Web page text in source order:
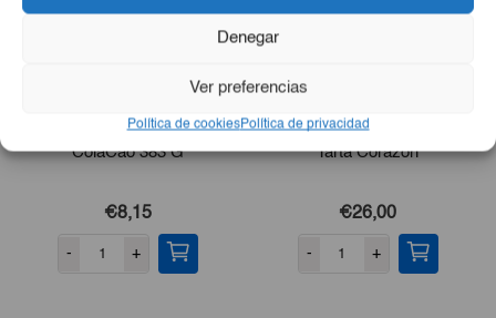
Denegar
Ver preferencias
Política de cookiesPolítica de privacidad
ColaCao 383 G
€8,15
- +
Tarta Corazón
€26,00
- +